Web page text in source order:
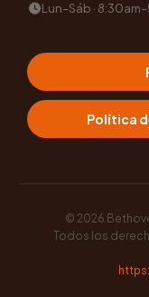
Lun–Sáb ·
Política
© 2026
Todos los